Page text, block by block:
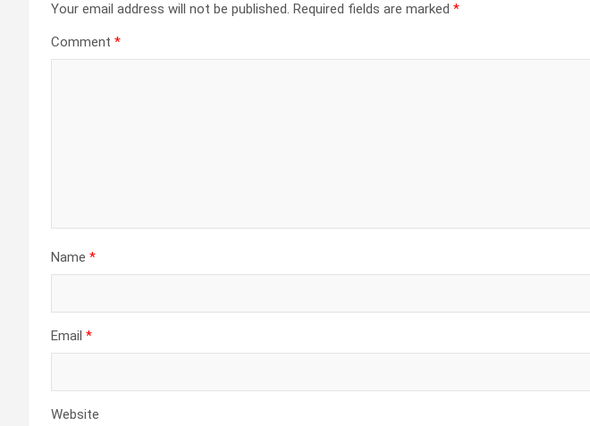
Your email address will not be published. Required fields are marked *
Comment *
Name *
Email *
Website